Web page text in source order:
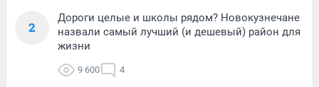
2
Дороги целые и школы рядом? Новокузнечане
назвали самый лучший (и дешевый) район для
жизни
9 600 4